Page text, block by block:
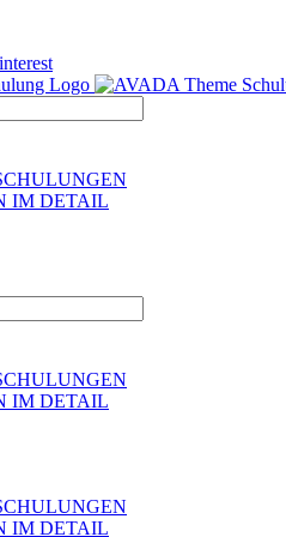
IM DETAIL
IM DETAIL
IM DETAIL